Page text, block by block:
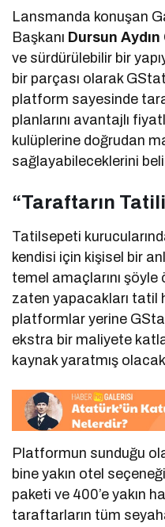
Lansmanda konuşan
Başkanı Dursun
ve sürdürülebilir bir
bir parçası olarak
platform sayesinde
planlarını avantajlı
kulüplerine doğrudan
sağlayabileceklerini
“Taraftarın
Tatilsepeti
kendisi için kişisel bir
temel amaçlarını
zaten yapacakları tatil
platformlar yerine
ekstra bir maliyete
kaynak yaratmış
Platformun sunduğu
bine yakın otel
paketi ve 400’e yakın
taraftarların tüm